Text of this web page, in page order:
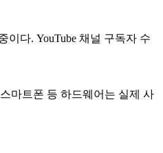
다. YouTube 채널 구독자 수
마트폰 등 하드웨어는 실제 사